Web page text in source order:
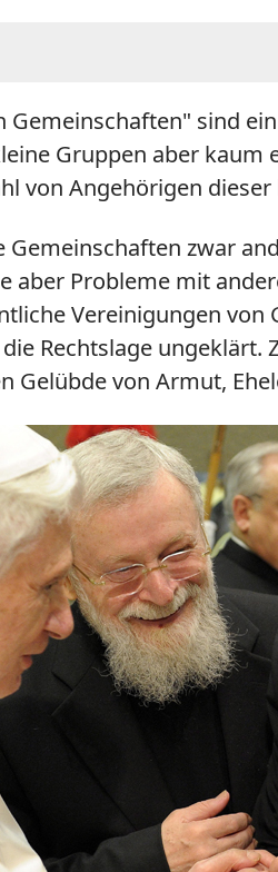
Gemeinschaften" sind
Gruppen aber
von Angehörigen
Gemeinschaften zwar
aber Probleme mit
Vereinigungen
Rechtslage
Gelübde von Armut,